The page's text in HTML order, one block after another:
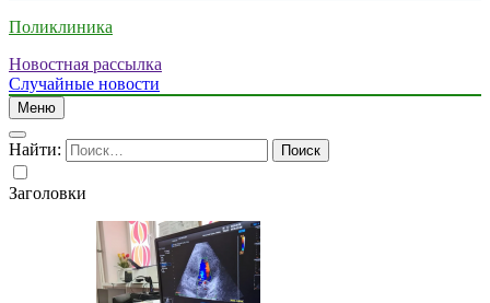
Поликлиника
Новостная рассылка
Случайные новости
Меню
Найти:
Заголовки